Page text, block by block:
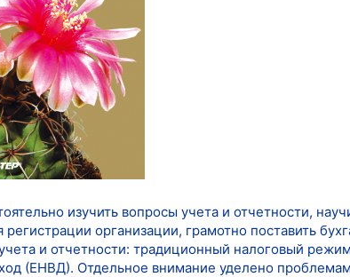
изучить вопросы учета и отчетности,
регистрации организации, грамотно поставить
и отчетности: традиционный налоговый
(ЕНВД). Отдельное внимание уделено